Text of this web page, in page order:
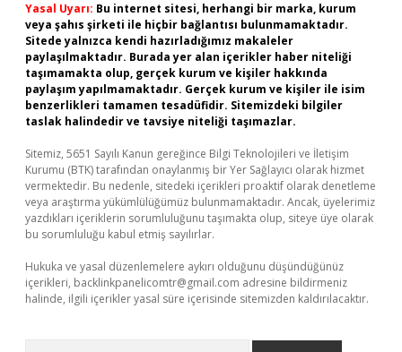
Yasal Uyarı: Bu internet sitesi, herhangi bir marka, kurum
veya şahıs şirketi ile hiçbir bağlantısı bulunmamaktadır.
Sitede yalnızca kendi hazırladığımız makaleler
paylaşılmaktadır. Burada yer alan içerikler haber niteliği
taşımamakta olup, gerçek kurum ve kişiler hakkında
paylaşım yapılmamaktadır. Gerçek kurum ve kişiler ile isim
benzerlikleri tamamen tesadüfidir. Sitemizdeki bilgiler
taslak halindedir ve tavsiye niteliği taşımazlar.
Sitemiz, 5651 Sayılı Kanun gereğince Bilgi Teknolojileri ve İletişim
Kurumu (BTK) tarafından onaylanmış bir Yer Sağlayıcı olarak hizmet
vermektedir. Bu nedenle, sitedeki içerikleri proaktif olarak denetleme
veya araştırma yükümlülüğümüz bulunmamaktadır. Ancak, üyelerimiz
yazdıkları içeriklerin sorumluluğunu taşımakta olup, siteye üye olarak
bu sorumluluğu kabul etmiş sayılırlar.
Hukuka ve yasal düzenlemelere aykırı olduğunu düşündüğünüz
içerikleri, backlinkpanelicomtr@gmail.com adresine bildirmeniz
halinde, ilgili içerikler yasal süre içerisinde sitemizden kaldırılacaktır.